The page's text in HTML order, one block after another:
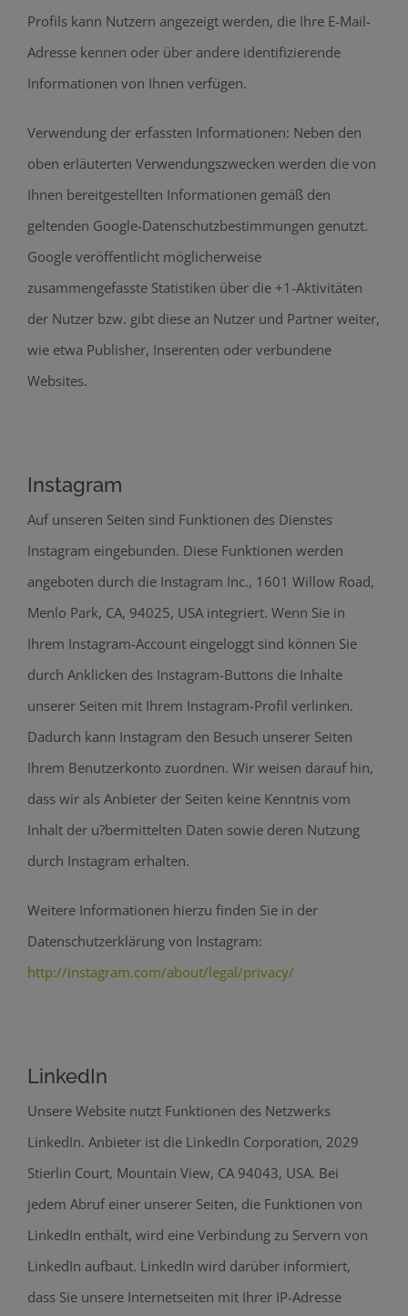
Profils kann Nutzern angezeigt werden, die Ihre E-Mail-
Adresse kennen oder über andere identifizierende
Informationen von Ihnen verfügen.
Verwendung der erfassten Informationen: Neben den
oben erläuterten Verwendungszwecken werden die von
Ihnen bereitgestellten Informationen gemäß den
geltenden Google-Datenschutzbestimmungen genutzt.
Google veröffentlicht möglicherweise
zusammengefasste Statistiken über die +1-Aktivitäten
der Nutzer bzw. gibt diese an Nutzer und Partner weiter,
wie etwa Publisher, Inserenten oder verbundene
Websites.
Instagram
Auf unseren Seiten sind Funktionen des Dienstes
Instagram eingebunden. Diese Funktionen werden
angeboten durch die Instagram Inc., 1601 Willow Road,
Menlo Park, CA, 94025, USA integriert. Wenn Sie in
Ihrem Instagram-Account eingeloggt sind können Sie
durch Anklicken des Instagram-Buttons die Inhalte
unserer Seiten mit Ihrem Instagram-Profil verlinken.
Dadurch kann Instagram den Besuch unserer Seiten
Ihrem Benutzerkonto zuordnen. Wir weisen darauf hin,
dass wir als Anbieter der Seiten keine Kenntnis vom
Inhalt der u?bermittelten Daten sowie deren Nutzung
durch Instagram erhalten.
Weitere Informationen hierzu finden Sie in der
Datenschutzerklärung von Instagram:
http://instagram.com/about/legal/privacy/
LinkedIn
Unsere Website nutzt Funktionen des Netzwerks
LinkedIn. Anbieter ist die LinkedIn Corporation, 2029
Stierlin Court, Mountain View, CA 94043, USA. Bei
jedem Abruf einer unserer Seiten, die Funktionen von
LinkedIn enthält, wird eine Verbindung zu Servern von
LinkedIn aufbaut. LinkedIn wird darüber informiert,
dass Sie unsere Internetseiten mit Ihrer IP-Adresse